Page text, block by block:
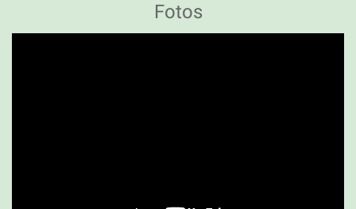
Fotos